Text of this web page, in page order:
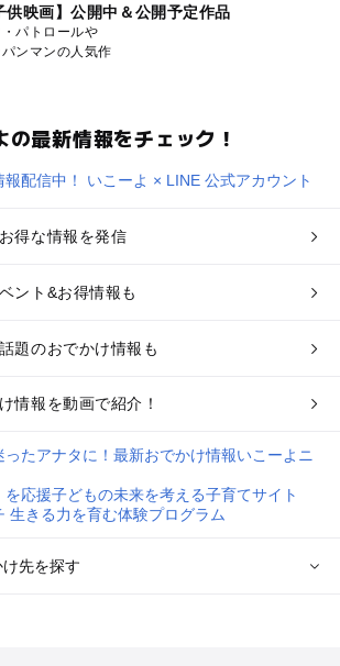
供映画】公開中＆公開予定作品
パトロールや
パンマンの人気作
最新情報をチェック！
得な情報を発信
ント&お得情報も
題のおでかけ情報も
情報を動画で紹介！
先を探す